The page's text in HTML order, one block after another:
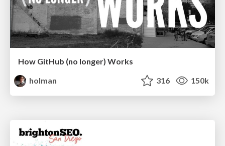
How GitHub (no longer) Works
holman
316 150k